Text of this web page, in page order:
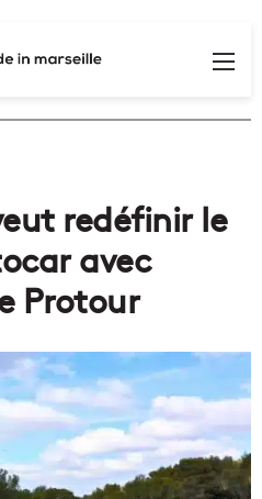
redéfinir le
avec
Protour